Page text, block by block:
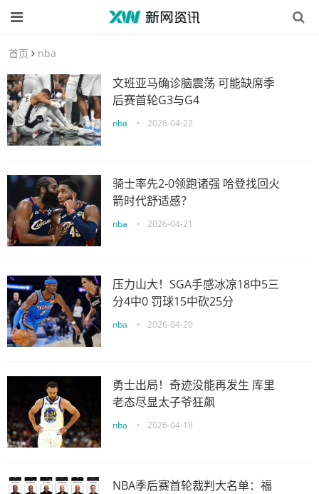
首页 nba
文班亚马确诊脑震荡 可能缺席季
后赛首轮G3与G4
nba • 2026-04-22
骑士率先2-0领跑诸强 哈登找回火
箭时代舒适感？
nba • 2026-04-21
压力山大！SGA手感冰凉18中5三
分4中0 罚球15中砍25分
nba • 2026-04-20
勇士出局！奇迹没能再发生 库里
老态尽显太子爷狂飙
nba • 2026-04-18
NBA季后赛首轮裁判大名单：福